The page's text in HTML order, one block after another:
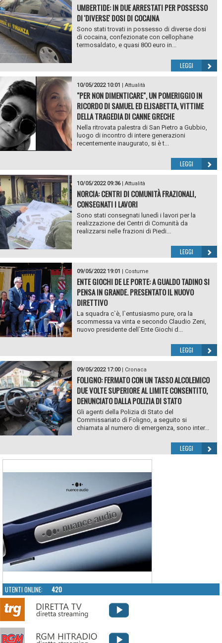
UMBERTIDE: IN DUE ARRESTATI PER POSSESSO
DI 'DIVERSE' DOSI DI COCAINA
Sono stati trovati in possesso di diverse dosi
di cocaina, confezionate con cellophane
termosaldato, e quasi 800 euro in...
LEGGI
10/05/2022 10:01 | Attualità
"PER NON DIMENTICARE", UN POMERIGGIO IN
RICORDO DI SAMUEL ED ELISABETTA, VITTIME
DELLA TRAGEDIA DI CANNE GRECHE
Nella ritrovata palestra di San Pietro a Gubbio,
luogo di incontro di intere generazioni
recentemente inaugurato, si è t...
LEGGI
10/05/2022 09:36| Attualità
NORCIA: CENTRI DI COMUNITÀ FRAZIONALI,
CONSEGNATI I LAVORI
Sono stati consegnati lunedì i lavori per la
realizzazione dei Centri di Comunità da
realizzarsi nelle frazioni di Piedi...
LEGGI
09/05/2022 19:01 | Costume
ENTE GIOCHI DE LE PORTE: A GUALDO TADINO SI
PENSA IN GRANDE. PRESENTATO IL NUOVO
DIRETTIVO
La squadra c`è, l`entusiasmo pure, ora la
scommessa va vinta e secondo Claudio Zeni,
nuovo presidente dell`Ente Giochi d...
LEGGI
09/05/2022 17:00| Cronaca
FOLIGNO: FERMATO CON UN TASSO ALCOLEMICO
DUE VOLTE SUPERIORE AL LIMITE CONSENTITO,
DENUNCIATO DALLA POLIZIA DI STATO
Gli agenti della Polizia di Stato del
Commissariato di Foligno, a seguito si
chiamata al numero di emergenza, sono inter...
LEGGI
UTENTI ONLINE: 420